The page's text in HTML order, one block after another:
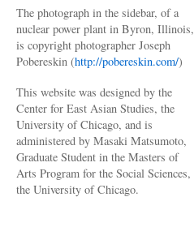
The photograph in the sidebar, of a
nuclear power plant in Byron, Illinois,
is copyright photographer Joseph
Pobereskin (http://pobereskin.com/)
This website was designed by the
Center for East Asian Studies, the
University of Chicago, and is
administered by Masaki Matsumoto,
Graduate Student in the Masters of
Arts Program for the Social Sciences,
the University of Chicago.